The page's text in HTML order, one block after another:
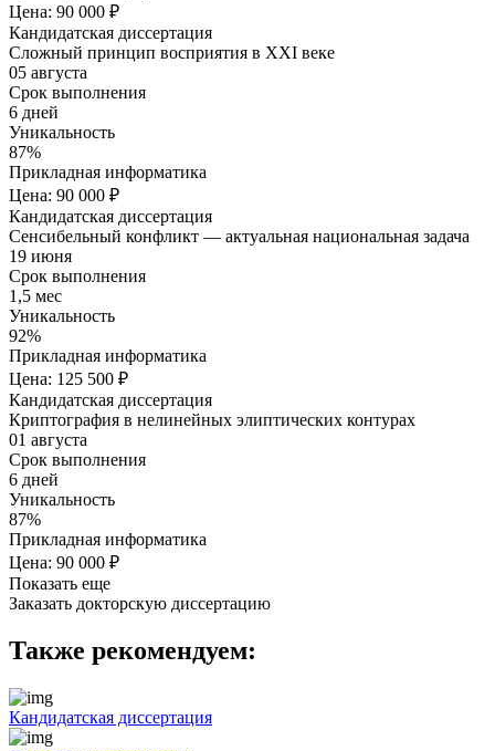
Цена: 90 000 ₽
Кандидатская диссертация
Сложный принцип восприятия в XXI веке
05 августа
Срок выполнения
6 дней
Уникальность
87%
Прикладная информатика
Цена: 90 000 ₽
Кандидатская диссертация
Сенсибельный конфликт — актуальная национальная задача
19 июня
Срок выполнения
1,5 мес
Уникальность
92%
Прикладная информатика
Цена: 125 500 ₽
Кандидатская диссертация
Криптография в нелинейных элиптических контурах
01 августа
Срок выполнения
6 дней
Уникальность
87%
Прикладная информатика
Цена: 90 000 ₽
Показать еще
Заказать докторскую диссертацию
Также рекомендуем:
Кандидатская диссертация